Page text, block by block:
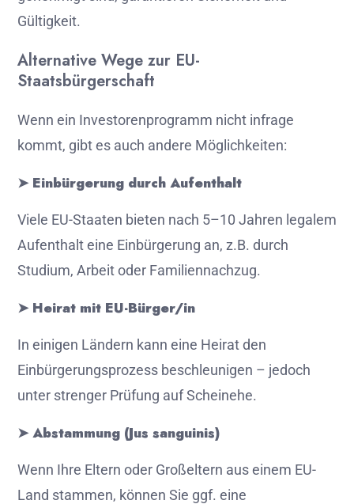
Gültigkeit.
Alternative Wege zur EU-
Staatsbürgerschaft
Wenn ein Investorenprogramm nicht infrage
kommt, gibtes auch andere Möglichkeiten:
➤ Einbürgerung durch Aufenthalt
Viele EU-Staaten bieten nach 5–10 Jahren legalem
Aufenthalteine Einbürgerung an, z.B. durch
Studium, Arbeitoder Familiennachzug.
➤ Heirat mit EU-Bürger/in
In einigen Ländern kann eine Heiratden
Einbürgerungsprozess beschleunigen – jedoch
unter strenger Prüfung aufScheinehe.
➤Abstammung (Jus sanguinis)
Wenn Ihre Eltern oder Großeltern auseinem EU-
Land stammen, können Sie ggf. eine